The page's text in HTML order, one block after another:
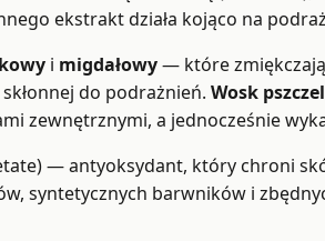
ekstrakt działa kojąco na
i migdałowy— które
do podrażnień. Wosk
zewnętrznymi, a jednocześnie
— antyoksydant, który chroni
syntetycznych barwników i